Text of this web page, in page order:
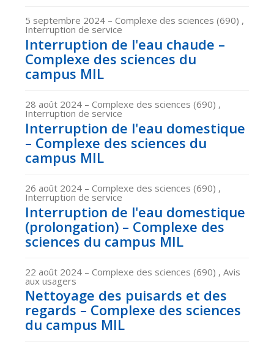
5 septembre 2024 – Complexe des sciences (690) ,
Interruption de service
Interruption de l'eau chaude –
Complexe des sciences du
campus MIL
28 août 2024 – Complexe des sciences (690) ,
Interruption de service
Interruption de l'eau domestique
– Complexe des sciences du
campus MIL
26 août 2024 – Complexe des sciences (690) ,
Interruption de service
Interruption de l'eau domestique
(prolongation) – Complexe des
sciences du campus MIL
22 août 2024 – Complexe des sciences (690) , Avis
aux usagers
Nettoyage des puisards et des
regards – Complexe des sciences
du campus MIL